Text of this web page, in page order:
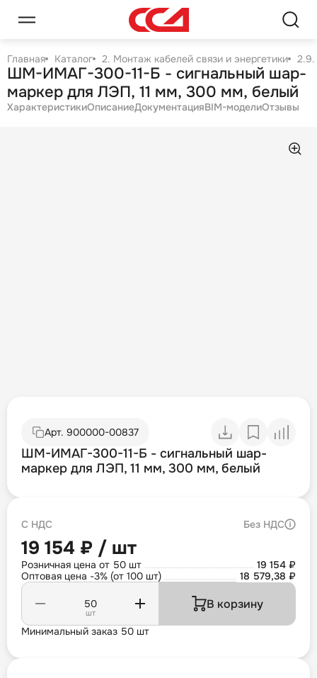
Главная Каталог 2. Монтаж кабелей связи и энергетики 2.9.
ШМ-ИМАГ-300-11-Б - сигнальный шар-
маркер для ЛЭП, 11 мм, 300 мм, белый
ХарактеристикиОписаниеДокументацияBIM-моделиОтзывы
Арт. 900000-00837
ШМ-ИМАГ-300-11-Б - сигнальный шар-
маркер для ЛЭП, 11 мм, 300 мм, белый
С НДС Без НДС
19 154 ₽ / шт
Розничная цена от 50 шт
19 154 ₽
Оптовая цена -3% (от 100 шт)
18 579,38 ₽
шт
В корзину
Минимальный заказ 50 шт